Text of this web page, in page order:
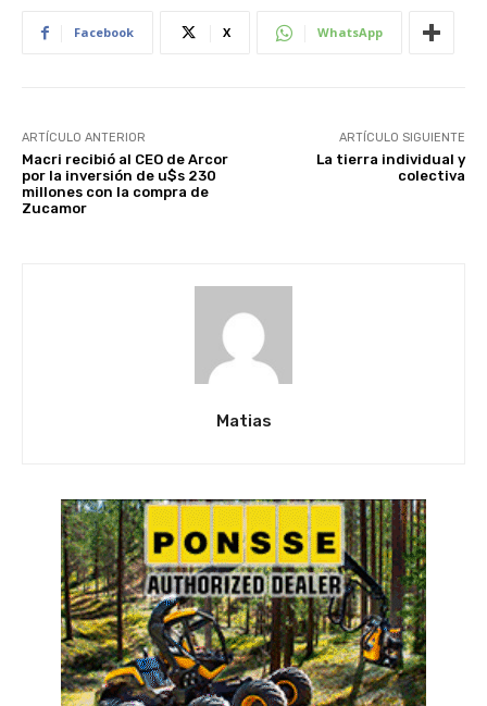
Facebook X WhatsApp
ARTÍCULO ANTERIOR
Macri recibió al CEO de Arcor
por la inversión de u$s 230
millones con la compra de
Zucamor
ARTÍCULO SIGUIENTE
La tierra individual y
colectiva
Matias